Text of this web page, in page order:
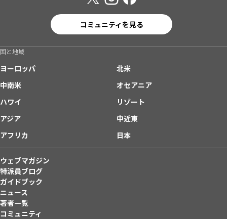
コミュニティを見る
国と地域
ヨーロッパ
北米
中南米
オセアニア
ハワイ
リゾート
アジア
中近東
アフリカ
日本
ウェブマガジン
特派員ブログ
ガイドブック
ニュース
著者一覧
コミュニティ